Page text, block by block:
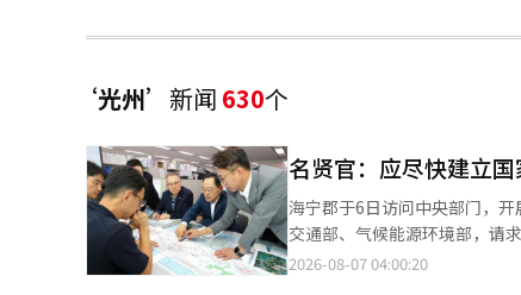
‘光州’ 新闻 630个
名贤官：应尽快建立
海宁郡于6日访问中央部门，
交通部、气候能源环境部，请求政
畜产食品部时，海宁郡针对今
2026-08-07 04:00:20